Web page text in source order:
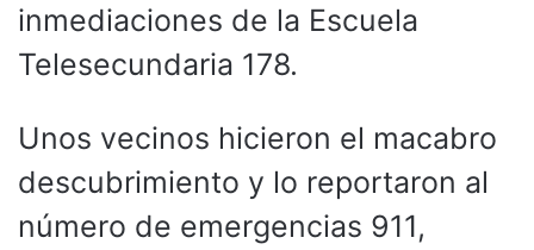
inmediaciones de la Escuela
Telesecundaria 178.
Unos vecinos hicieron el macabro
descubrimiento y lo reportaron al
número de emergencias 911,